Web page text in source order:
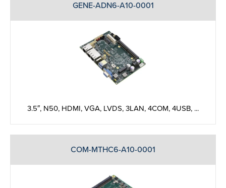
GENE-ADN6-A10-0001
3.5″, N50, HDMI, VGA, LVDS, 3LAN, 4COM, 4USB, ...
COM-MTHC6-A10-0001